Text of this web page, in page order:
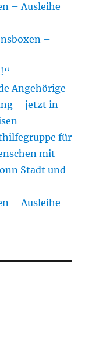
– Ausleihe
–
Angehörige
– jetzt in
für
mit
Stadt und
– Ausleihe